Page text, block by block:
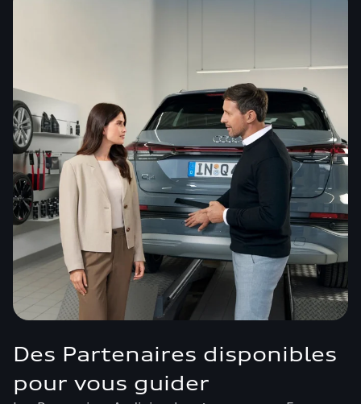
Des Partenaires disponibles
pour vous guider